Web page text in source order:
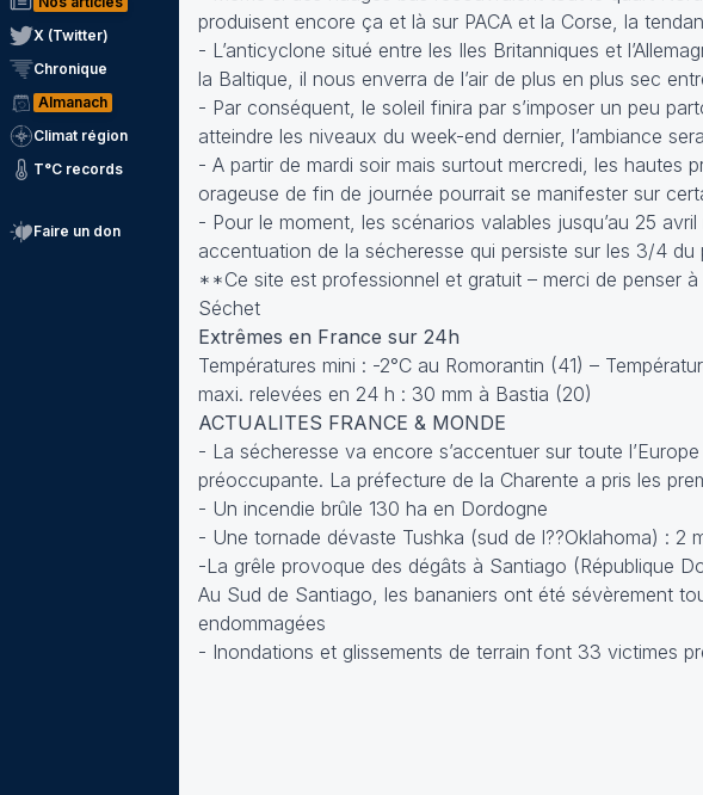
X (Twitter)
Chronique
Almanach
Climat région
T°C records
Faire un don
produisent encore ça et là sur PACA et la Corse, la
- L’anticyclone situé entre les Iles Britanniques et
la Baltique, il nous enverra de l’air de plus en plus sec
- Par conséquent, le soleil finira par s’imposer un peu
atteindre les niveaux du week-end dernier, l’ambiance
- A partir de mardi soir mais surtout mercredi, les hautes
orageuse de fin de journée pourrait se manifester sur
- Pour le moment, les scénarios valables jusqu’au 25
accentuation de la sécheresse qui persiste sur les 3/4 du
**Ce site est professionnel et gratuit – merci de penser
Séchet
Extrêmes en France sur 24h
Températures mini : -2°C au Romorantin (41) –
maxi. relevées en 24 h : 30 mm à Bastia (20)
ACTUALITES FRANCE & MONDE
- La sécheresse va encore s’accentuer sur toute
préoccupante. La préfecture de la Charente a pris les
- Un incendie brûle 130 ha en Dordogne
- Une tornade dévaste Tushka (sud de l??Oklahoma) : 2
-La grêle provoque des dégâts à Santiago (République
Au Sud de Santiago, les bananiers ont été sévèrement
endommagées
- Inondations et glissements de terrain font 33 victimes